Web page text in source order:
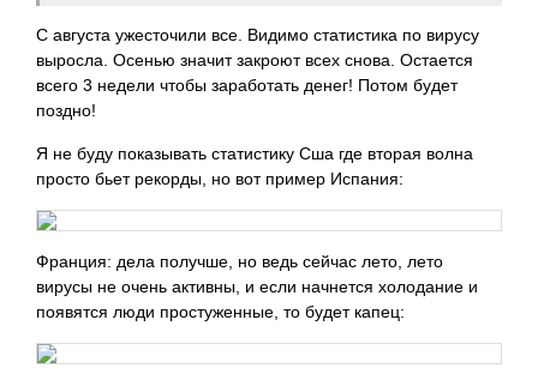
С августа ужесточили все. Видимо статистика по вирусу
выросла. Осенью значит закроют всех снова. Остается
всего 3 недели чтобы заработать денег! Потом будет
поздно!
Я не буду показывать статистику Сша где вторая волна
просто бьет рекорды, но вот пример Испания:
Франция: дела получше, но ведь сейчас лето, лето
вирусы не очень активны, и если начнется холодание и
появятся люди простуженные, то будет капец: